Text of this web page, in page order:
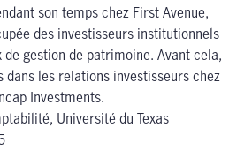
son temps chez First Avenue,
des investisseurs institutionnels
gestion de patrimoine. Avant cela,
dans les relations investisseurs chez
Investments.
Université du Texas